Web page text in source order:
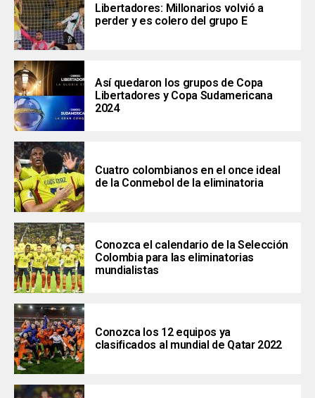
Libertadores: Millonarios volvió a
perder y es colero del grupo E
Así quedaron los grupos de Copa
Libertadores y Copa Sudamericana
2024
Cuatro colombianos en el once ideal
de la Conmebol de la eliminatoria
Conozca el calendario de la Selección
Colombia para las eliminatorias
mundialistas
Conozca los 12 equipos ya
clasificados al mundial de Qatar 2022